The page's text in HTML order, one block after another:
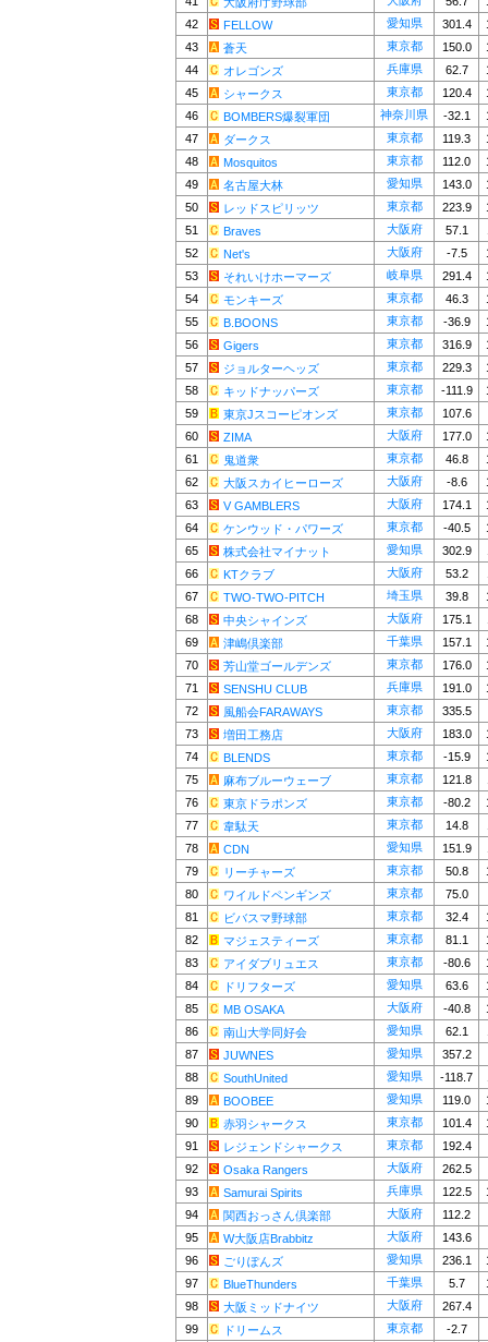
42
FELLOW 愛知県 301.4
43
蒼天 東京都 150.0
44
オレゴンズ 兵庫県 62.7
45
シャークス 東京都 120.4
46
BOMBERS爆裂軍団 神奈川県 -32.1
47
ダークス 東京都 119.3
48
Mosquitos 東京都 112.0
49
名古屋大林 愛知県 143.0
50
レッドスピリッツ 東京都 223.9
51
Braves 大阪府 57.1
52
Net's 大阪府 -7.5
53
それいけホーマーズ 岐阜県 291.4
54
モンキーズ 東京都 46.3
55
B.BOONS 東京都 -36.9
56
Gigers 東京都 316.9
57
ジョルターヘッズ 東京都 229.3
58
キッドナッパーズ 東京都 -111.9
59
東京Jスコーピオンズ 東京都
107.6
60
ZIMA 大阪府 177.0
61
鬼道衆 東京都 46.8
62
大阪スカイヒーローズ 大阪府 -8.6
63
V GAMBLERS 大阪府 174.1
64
ケンウッド・パワーズ 東京都 -40.5
65
株式会社マイナット 愛知県 302.9
66
KTクラブ 大阪府 53.2
67
TWO-TWO-PITCH 埼玉県 39.8
68
中央シャインズ 大阪府 175.1
69
津嶋倶楽部 千葉県 157.1
70
芳山堂ゴールデンズ 東京都 176.0
71
SENSHU CLUB 兵庫県 191.0
72
風船会FARAWAYS 東京都
335.5
73
増田工務店 大阪府 183.0
74
BLENDS 東京都 -15.9
75
麻布ブルーウェーブ 東京都 121.8
76
東京ドラポンズ 東京都 -80.2
77
韋駄天 東京都 14.8
78
CDN 愛知県 151.9
79
リーチャーズ 東京都 50.8
80
ワイルドペンギンズ 東京都
75.0
81
ビバスマ野球部 東京都 32.4
82
マジェスティーズ 東京都 81.1
83
アイダブリュエス 東京都 -80.6
84
ドリフターズ 愛知県 63.6
85
MB OSAKA 大阪府 -40.8
86
南山大学同好会 愛知県 62.1
87
JUWNES 愛知県
357.2
88
SouthUnited 愛知県 -118.7
89
BOOBEE 愛知県 119.0
90
赤羽シャークス 東京都 101.4
91
レジェンドシャークス 東京都
192.4
92
Osaka Rangers 大阪府
262.5
93
Samurai Spirits 兵庫県 122.5
94
関西おっさん倶楽部 大阪府
112.2
95
W大阪店Brabbitz 大阪府
143.6
96
ごりぽんズ 愛知県 236.1
97
BlueThunders 千葉県 5.7
98
大阪ミッドナイツ 大阪府
267.4
99
ドリームス 東京都 -2.7